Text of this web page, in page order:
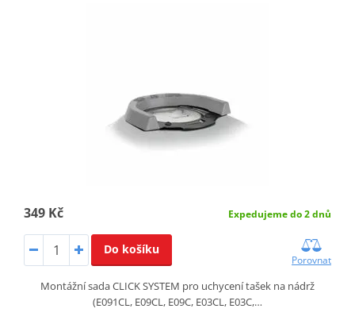
349 Kč Expedujeme do 2 dnů
Do košíku
Porovnat
Montážní sada CLICK SYSTEM pro uchycení tašek na nádrž
(E091CL, E09CL, E09C, E03CL, E03C,…